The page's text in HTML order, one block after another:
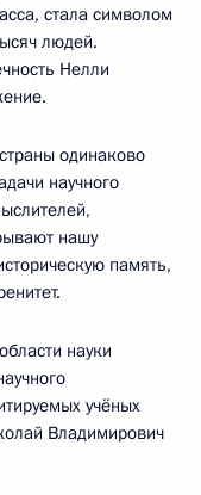
стала символом
людей.
Нелли
одинаково
научного
нашу
память,
науки
учёных
Владимирович